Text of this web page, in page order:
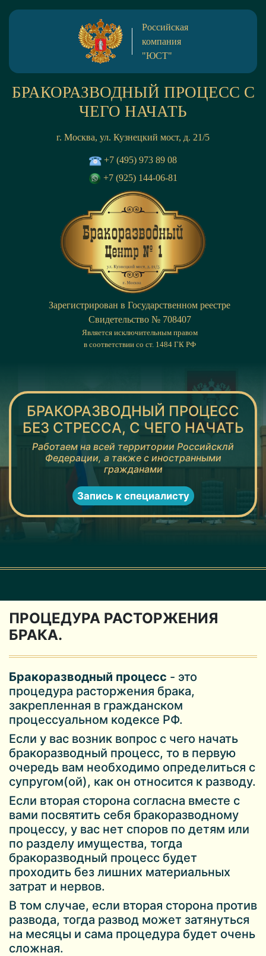
Российская
компания
"ЮСТ"
БРАКОРАЗВОДНЫЙ ПРОЦЕСС С
ЧЕГО НАЧАТЬ
г. Москва, ул. Кузнецкий мост, д. 21/5
+7 (495) 973 89 08
+7 (925) 144-06-81
Зарегистрирован в Государственном реестре
Cвидетельство № 708407
Является исключительным правом
в соответствии со ст. 1484 ГК РФ
БРАКОРАЗВОДНЫЙ ПРОЦЕСС
БЕЗ СТРЕССА, С ЧЕГО НАЧАТЬ
Работаем на всей территории Российсклй
Федерации, а также с иностранными
гражданами
Запись к специалисту
ПРОЦЕДУРА РАСТОРЖЕНИЯ
БРАКА.
Бракоразводный процесс - это
процедура расторжения брака,
закрепленная в гражданском
процессуальном кодексе РФ.
Если у вас возник вопрос с чего начать
бракоразводный процесс, то в первую
очередь вам необходимо определиться с
супругом(ой), как он относится к разводу.
Если вторая сторона согласна вместе с
вами посвятить себя бракоразводному
процессу, у вас нет споров по детям или
по разделу имущества, тогда
бракоразводный процесс будет
проходить без лишних материальных
затрат и нервов.
В том случае, если вторая сторона против
развода, тогда развод может затянуться
на месяцы и сама процедура будет очень
сложная.